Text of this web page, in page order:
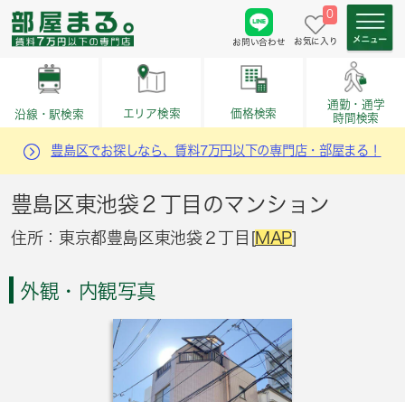
お問い合わせ
0
お気に入り
沿線・駅検索 エリア検索 価格検索
通勤・通学
時間検索
豊島区でお探しなら、賃料7万円以下の専門店・部屋まる！
豊島区東池袋２丁目のマンション
住所：東京都豊島区東池袋２丁目[MAP]
外観・内観写真